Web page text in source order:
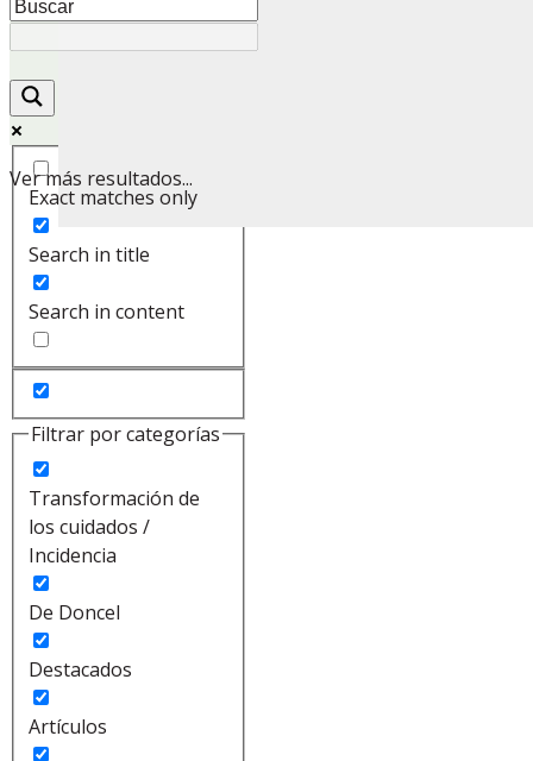
Ver más resultados...
Exact matches only
Search in title
Search in content
Filtrar por categorías
Transformación de
los cuidados /
Incidencia
De Doncel
Destacados
Artículos